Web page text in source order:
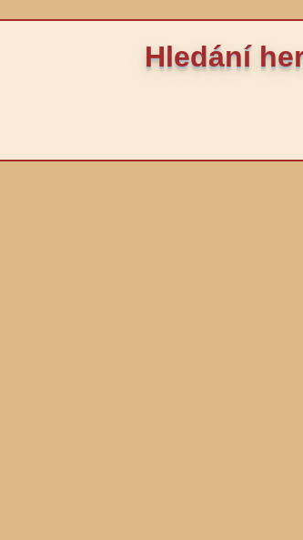
Hledání